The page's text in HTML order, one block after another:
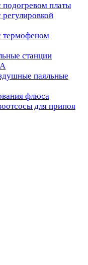
подогревом платы
термофеном
станции
паяльные
флюса
для припоя